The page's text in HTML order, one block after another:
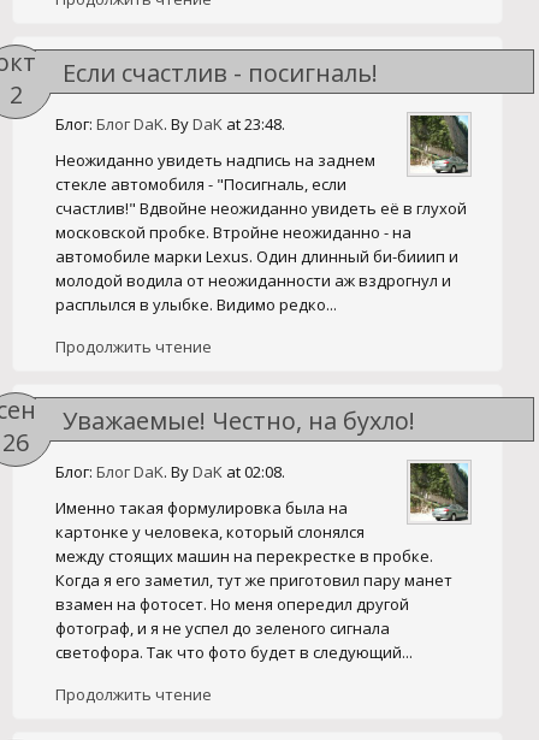
2
Если счастлив - посигналь!
Блог: Блог DaK. ByDaK at 23:48.
Продолжить чтение
Неожиданно увидеть надпись на заднем
стекле автомобиля - "Посигналь, если
счастлив!" Вдвойне неожиданно увидеть её в глухой
московской пробке. Втройне неожиданно - на
автомобиле марки Lexus. Один длинный би-бииип и
молодой водила от неожиданности аж вздрогнул и
расплылся в улыбке. Видимо редко...
26
Уважаемые! Честно, на бухло!
Блог: Блог DaK. ByDaK at 02:08.
Продолжить чтение
Именно такая формулировка была на
картонке у человека, который слонялся
между стоящих машин на перекрестке в пробке.
Когда я его заметил, тут же приготовил пару манет
взамен на фотосет. Но меня опередил другой
фотограф, и я не успел до зеленого сигнала
светофора. Так что фото будет в следующий...